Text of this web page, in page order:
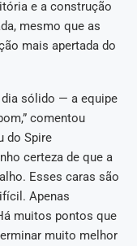
e a construção
mesmo que as
mais apertada do
dia sólido — a equipe
comentou
do Spire
certeza de que a
Esses caras são
Apenas
muitos pontos que
muito melhor